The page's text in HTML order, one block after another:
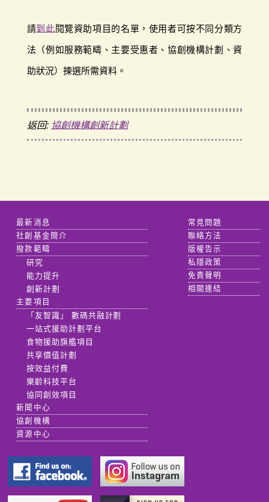
請到此閱覽資助項目的名單，使用者可按不同分類方
法（例如服務範疇、主要受惠者、協創機構計劃、資
助狀況）揀選所需資料。
返回: 協創機構創新計劃
最新消息
社創基金簡介
撥款範疇
研究
能力提升
創新計劃
主要項目
「友智識」 數碼共融計劃
一站式援助計劃平台
食物援助旗艦項目
共享價值計劃
按效益付費
樂齡科技平台
協同創效項目
新聞中心
協創機構
資源中心
常見問題
聯絡方法
版權告示
私隱政策
免責聲明
相關連結